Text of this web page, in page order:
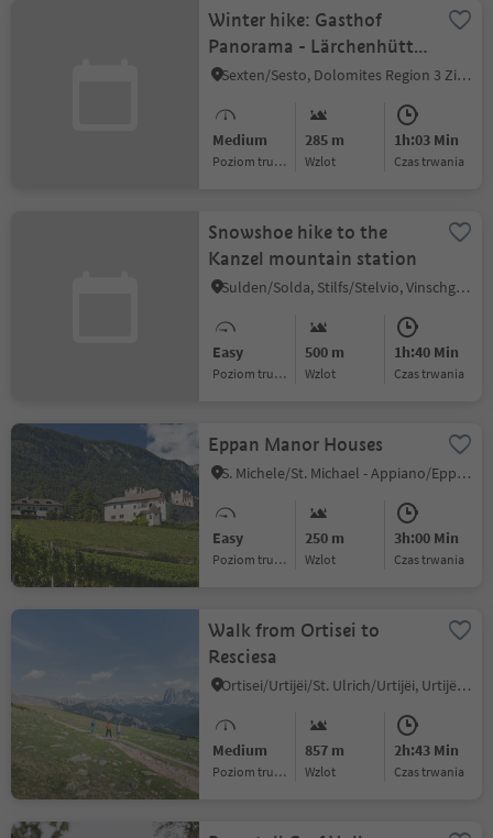
Winter hike: Gasthof
Panorama - Lärchenhütte
Hut
Sexten/Sesto, Dolomites Region 3 Zinnen
Medium
Poziom trudności
285 m
Wzlot
1h:03 Min
czas trwania
Snowshoe hike to the
Kanzel mountain station
Sulden/Solda, Stilfs/Stelvio, Vinschgau/Val Venosta
Easy
Poziom trudności
500 m
Wzlot
1h:40 Min
czas trwania
Eppan Manor Houses
S. Michele/St. Michael - Appiano/Eppan, Eppan an der Weinstaße/Appiano sulla Strada del Vino, Alto Adige Wine Road
Easy
Poziom trudności
250 m
Wzlot
3h:00 Min
czas trwania
Walk from Ortisei to
Resciesa
Ortisei/Urtijëi/St. Ulrich/Urtijëi, Urtijëi/Ortisei, Dolomites Region Val Gardena
Medium
Poziom trudności
857 m
Wzlot
2h:43 Min
czas trwania